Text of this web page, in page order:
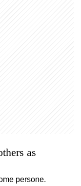
as
persone.